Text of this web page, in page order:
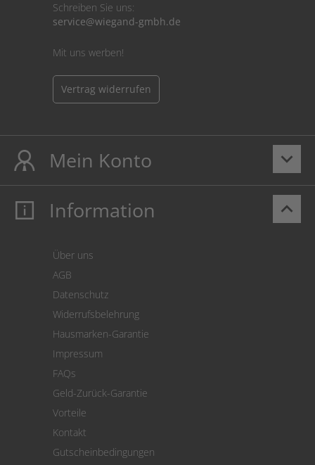
Schreiben Sie uns:
service@wiegand-gmbh.de
Mit uns werben!
Vertrag widerrufen
keyboard_arrow_down
Mein Konto
Mein Konto
Cookie Einstellungen
keyboard_arrow_up
Information
Über uns
AGB
Datenschutz
Widerrufsbelehrung
Hausmarken-Garantie
Impressum
FAQs
Geld-Zurück-Garantie
Vorteile
Kontakt
Gutscheinbedingungen